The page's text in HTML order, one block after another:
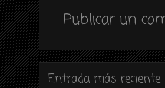
Publicar un
Entrada más reciente